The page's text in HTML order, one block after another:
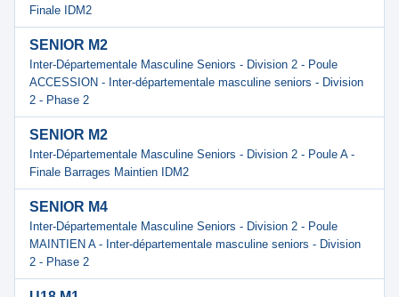
Finale IDM2
SENIOR M2
Inter-Départementale Masculine Seniors - Division 2 - Poule
ACCESSION - Inter-départementale masculine seniors - Division
2 - Phase 2
SENIOR M2
Inter-Départementale Masculine Seniors - Division 2 - Poule A -
Finale Barrages Maintien IDM2
SENIOR M4
Inter-Départementale Masculine Seniors - Division 2 - Poule
MAINTIEN A - Inter-départementale masculine seniors - Division
2 - Phase 2